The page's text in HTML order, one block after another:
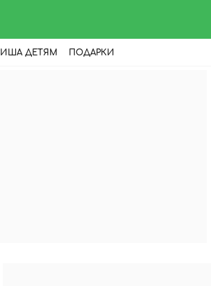
ДЕТЯМ ПОДАРКИ